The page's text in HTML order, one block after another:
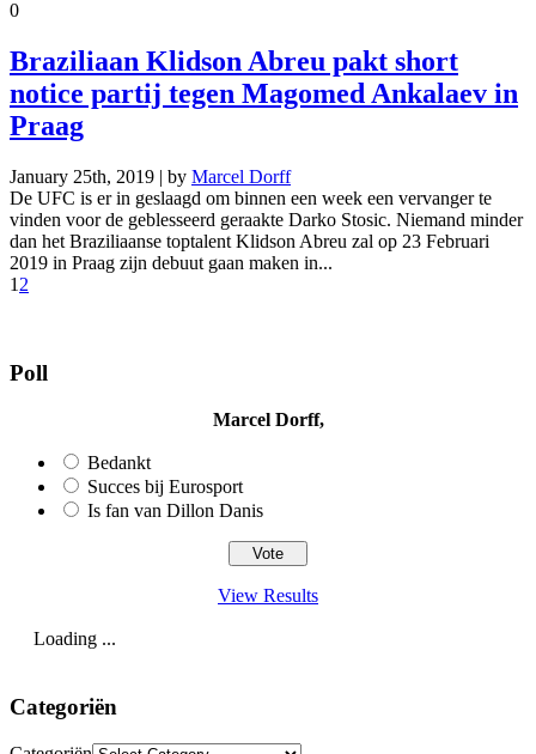
0
Braziliaan Klidson Abreu pakt short
notice partij tegen Magomed Ankalaev in
Praag
January 25th, 2019 | by Marcel Dorff
De UFC is er in geslaagd om binnen een week een vervanger te
vinden voor de geblesseerd geraakte Darko Stosic. Niemand minder
dan het Braziliaanse toptalent Klidson Abreu zal op 23 Februari
2019 in Praag zijn debuut gaan maken in...
1 2
Poll
Marcel Dorff,
Bedankt
Succes bij Eurosport
Is fan van Dillon Danis
View Results
Loading ...
Categoriën